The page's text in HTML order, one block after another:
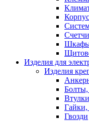
Шкафы
Изделия для
Изделия
Гвозди